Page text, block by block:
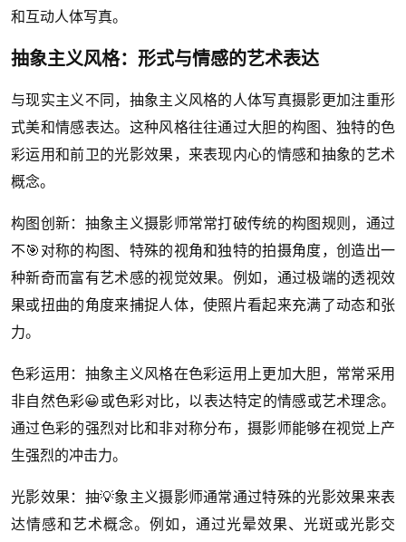
和互动人体写真。
抽象主义风格：形式与情感的艺术表达
与现实主义不同，抽象主义风格的人体写真摄影更加注重形
式美和情感表达。这种风格往往通过大胆的构图、独特的色
彩运用和前卫的光影效果，来表现内心的情感和抽象的艺术
概念。
构图创新：抽象主义摄影师常常打破传统的构图规则，通过
不🎯对称的构图、特殊的视角和独特的拍摄角度，创造出一
种新奇而富有艺术感的视觉效果。例如，通过极端的透视效
果或扭曲的角度来捕捉人体，使照片看起来充满了动态和张
力。
色彩运用：抽象主义风格在色彩运用上更加大胆，常常采用
非自然色彩😀或色彩对比，以表达特定的情感或艺术理念。
通过色彩的强烈对比和非对称分布，摄影师能够在视觉上产
生强烈的冲击力。
光影效果：抽💡象主义摄影师通常通过特殊的光影效果来表
达情感和艺术概念。例如，通过光晕效果、光斑或光影交